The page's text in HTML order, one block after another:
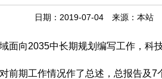
日期：2019-07-04 来源：本站
面向2035中长期规划编写工作，科
前期工作情况作了总述，总报告及